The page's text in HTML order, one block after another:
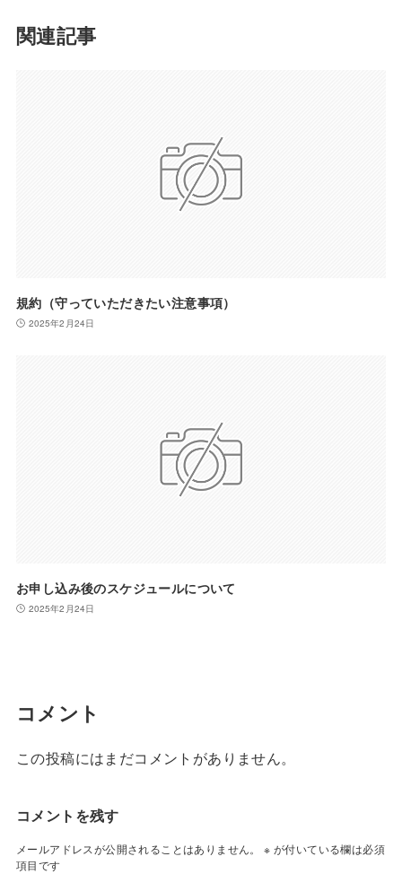
関連記事
規約（守っていただきたい注意事項）
2025年2月24日
お申し込み後のスケジュールについて
2025年2月24日
コメント
この投稿にはまだコメントがありません。
コメントを残す
メールアドレスが公開されることはありません。 ※ が付いている欄は必須
項目です